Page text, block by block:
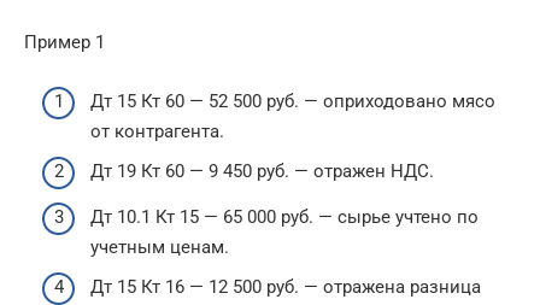
Пример 1
Дт 15 Кт 60 — 52 500 руб. — оприходовано мясо
от контрагента.
Дт 19 Кт 60 — 9 450 руб. — отражен НДС.
Дт 10.1 Кт 15 — 65 000 руб. — сырье учтено по
учетным ценам.
Дт 15 Кт 16 — 12 500 руб. — отражена разница